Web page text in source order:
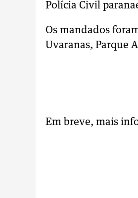
Polícia Civil
Os mandados
Uvaranas, Parque
Em breve, mais